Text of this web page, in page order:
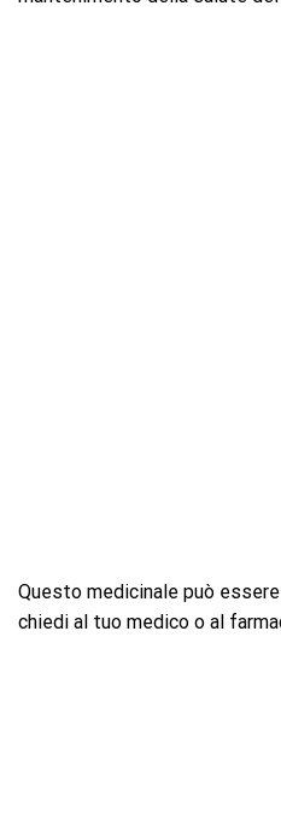
Questo medicinale può
chiedi al tuo medico o al